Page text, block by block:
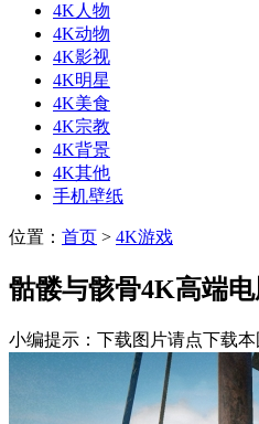
4K人物
4K动物
4K影视
4K明星
4K美食
4K宗教
4K背景
4K其他
手机壁纸
位置： 首页 > 4K游戏
骷髅与骸骨4K高端
小编提示：下载图片请点下载